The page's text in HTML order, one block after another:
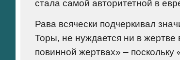
стала самой авторитетной в
Рава всячески подчеркивал
Торы, не нуждается ни в жертве
повинной жертвах» –